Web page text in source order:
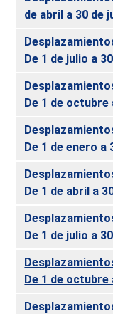
de abril a 30 de
De 1 de julio a
De 1 de octubre
De 1 de enero a
De 1 de abril a
De 1 de julio a
De 1 de octubre